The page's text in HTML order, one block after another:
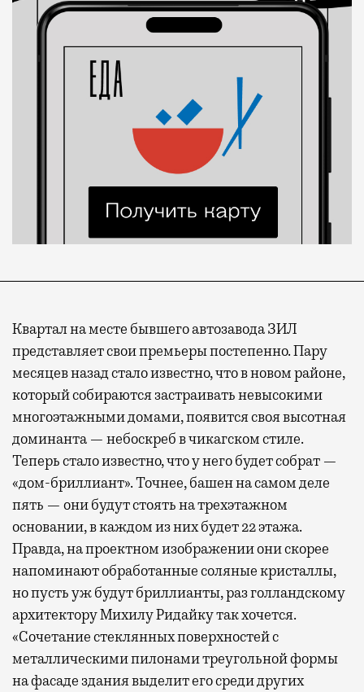
Квартал на месте бывшего автозавода ЗИЛ
представляет свои премьеры постепенно. Пару
месяцев назад стало известно, что в новом районе,
который собираются застраивать невысокими
многоэтажными домами, появится своя высотная
доминанта — небоскреб в чикагском стиле.
Теперь стало известно, что у него будет собрат —
«дом-бриллиант». Точнее, башен на самом деле
пять — они будут стоять на трехэтажном
основании, в каждом из них будет 22 этажа.
Правда, на проектном изображении они скорее
напоминают обработанные соляные кристаллы,
но пусть уж будут бриллианты, раз голландскому
архитектору Михилу Ридайку так хочется.
«Сочетание стеклянных поверхностей с
металлическими пилонами треугольной формы
на фасаде здания выделит его среди других